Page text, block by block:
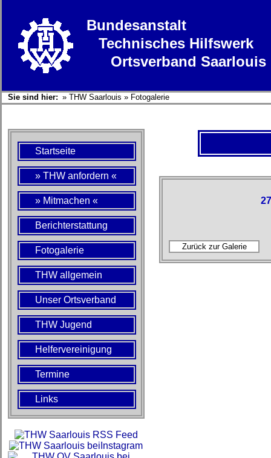
Bundesanstalt
Technisches Hilfswerk
Ortsverband Saarlouis
Sie sind hier: » THW Saarlouis » Fotogalerie
Startseite
» THW anfordern «
» Mitmachen «
Berichterstattung
Fotogalerie
THW allgemein
Unser Ortsverband
THW Jugend
Helfervereinigung
Termine
Links